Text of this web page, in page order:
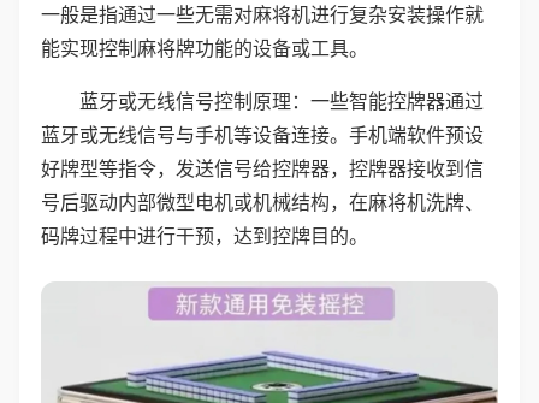
一般是指通过一些无需对麻将机进行复杂安装操作就
能实现控制麻将牌功能的设备或工具。
蓝牙或无线信号控制原理：一些智能控牌器通过
蓝牙或无线信号与手机等设备连接。手机端软件预设
好牌型等指令，发送信号给控牌器，控牌器接收到信
号后驱动内部微型电机或机械结构，在麻将机洗牌、
码牌过程中进行干预，达到控牌目的。